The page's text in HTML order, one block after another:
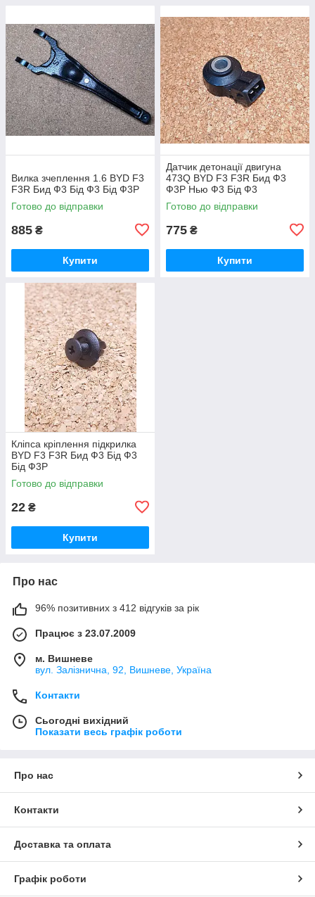
Вилка зчеплення 1.6 BYD F3
F3R Бид Ф3 Бід Ф3 Бід Ф3Р
Готово до відправки
885 ₴
Купити
Датчик детонації двигуна
473Q BYD F3 F3R Бид Ф3
Ф3Р Нью Ф3 Бід Ф3
Готово до відправки
775 ₴
Купити
Кліпса кріплення підкрилка
BYD F3 F3R Бид Ф3 Бід Ф3
Бід Ф3Р
Готово до відправки
22 ₴
Купити
Про нас
96% позитивних з 412 відгуків за рік
Працює з 23.07.2009
м. Вишневе
вул. Залізнична, 92, Вишневе, Україна
Контакти
Сьогодні вихідний
Показати весь графік роботи
Про нас
Контакти
Доставка та оплата
Графік роботи